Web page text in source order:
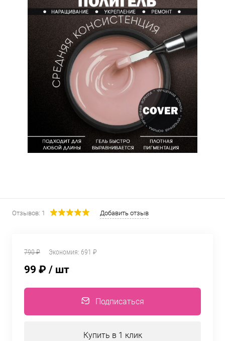
Отзывов: 1 Добавить отзыв
790 ₽ Экономия: 691 ₽
99 ₽ / шт
Подписаться
Купить в 1 клик